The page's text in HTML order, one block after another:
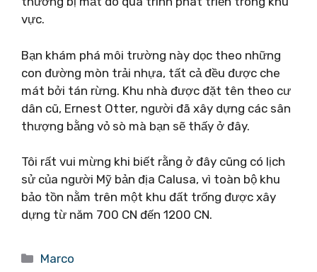
vực.
Bạn khám phá môi trường này dọc theo những
con đường mòn trải nhựa, tất cả đều được che
mát bởi tán rừng. Khu nhà được đặt tên theo cư
dân cũ, Ernest Otter, người đã xây dựng các sân
thượng bằng vỏ sò mà bạn sẽ thấy ở đây.
Tôi rất vui mừng khi biết rằng ở đây cũng có lịch
sử của người Mỹ bản địa Calusa, vì toàn bộ khu
bảo tồn nằm trên một khu đất trống được xây
dựng từ năm 700 CN đến 1200 CN.
Danh
Marco